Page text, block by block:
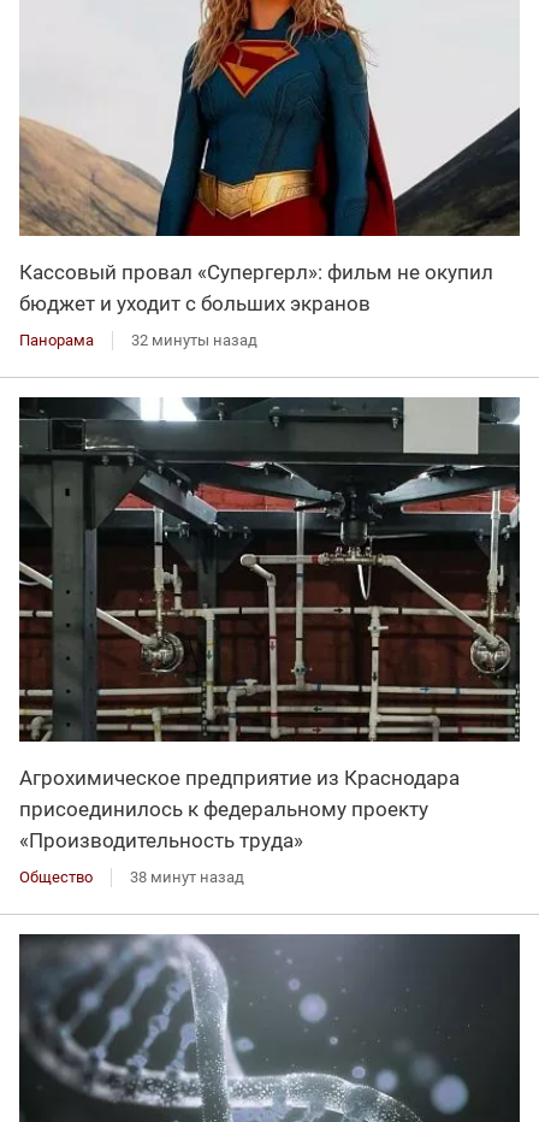
Кассовый провал «Супергерл»: фильм не окупил
бюджет и уходит с больших экранов
Панорама 32 минуты назад
Агрохимическое предприятие из Краснодара
присоединилось к федеральному проекту
«Производительность труда»
Общество 38 минут назад